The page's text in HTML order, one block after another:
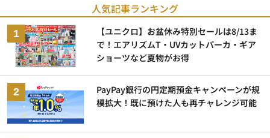
人気記事ランキング
【ユニクロ】お盆休み特別セールは8/13ま
で！エアリズムT・UVカットパーカ・ギア
ショーツなど夏物がお得
PayPay銀行の円定期預金キャンペーンが規
模拡大！既に預けた人も再チャレンジ可能